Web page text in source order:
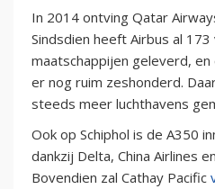
In 2014 ontving Qatar
Sindsdien heeft Airbus al
maatschappijen geleverd,
er nog ruim zeshonderd.
steeds meer luchthavens
Ook op Schiphol is de A350
dankzij Delta, China Airlines
Bovendien zal Cathay Pacific